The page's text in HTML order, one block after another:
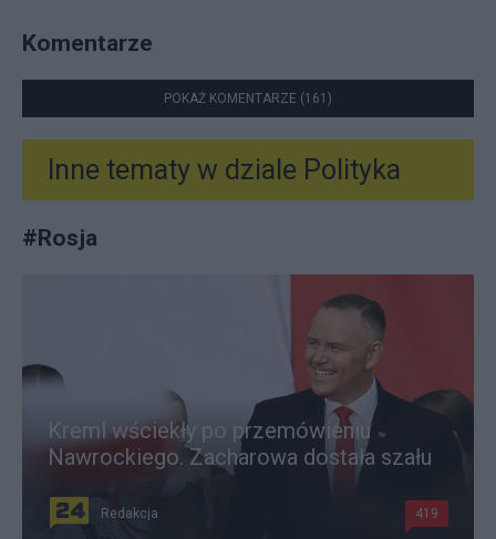
Komentarze
POKAŻ KOMENTARZE (161)
Inne tematy w dziale Polityka
#Rosja
Kreml wściekły po przemówieniu
Nawrockiego. Zacharowa dostała szału
Redakcja 419